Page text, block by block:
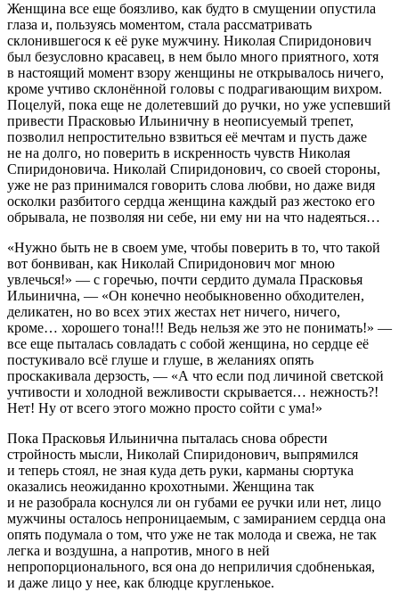
Женщина все еще боязливо, как будто в смущении опустила
глаза и, пользуясь моментом, стала рассматривать
склонившегося к её руке мужчину. Николая Спиридонович
был безусловно красавец, в нем было много приятного, хотя
в настоящий момент взору женщины не открывалось ничего,
кроме учтиво склонённой головы с подрагивающим вихром.
Поцелуй, пока еще не долетевший до ручки, но уже успевший
привести Прасковью Ильиничну в неописуемый трепет,
позволил непростительно взвиться её мечтам и пусть даже
не на долго, но поверить в искренность чувств Николая
Спиридоновича. Николай Спиридонович, со своей стороны,
уже не раз принимался говорить слова любви, но даже видя
осколки разбитого сердца женщина каждый раз жестоко его
обрывала, не позволяя ни себе, ни ему ни на что надеяться…
«Нужно быть не в своем уме, чтобы поверить в то, что такой
вот бонвиван, как Николай Спиридонович мог мною
увлечься!» — с горечью, почти сердито думала Прасковья
Ильинична, — «Он конечно необыкновенно обходителен,
деликатен, но во всех этих жестах нет ничего, ничего,
кроме… хорошего тона!!! Ведь нельзя же это не понимать!» —
все еще пыталась совладать с собой женщина, но сердце её
постукивало всё глуше и глуше, в желаниях опять
проскакивала дерзость, — «А что если под личиной светской
учтивости и холодной вежливости скрывается… нежность?!
Нет! Ну от всего этого можно просто сойти с ума!»
Пока Прасковья Ильинична пыталась снова обрести
стройность мысли, Николай Спиридонович, выпрямился
и теперь стоял, не зная куда деть руки, карманы сюртука
оказались неожиданно крохотными. Женщина так
и не разобрала коснулся ли он губами ее ручки или нет, лицо
мужчины осталось непроницаемым, с замиранием сердца она
опять подумала о том, что уже не так молода и свежа, не так
легка и воздушна, а напротив, много в ней
непропорционального, вся она до неприличия сдобненькая,
и даже лицо у нее, как блюдце кругленькое.